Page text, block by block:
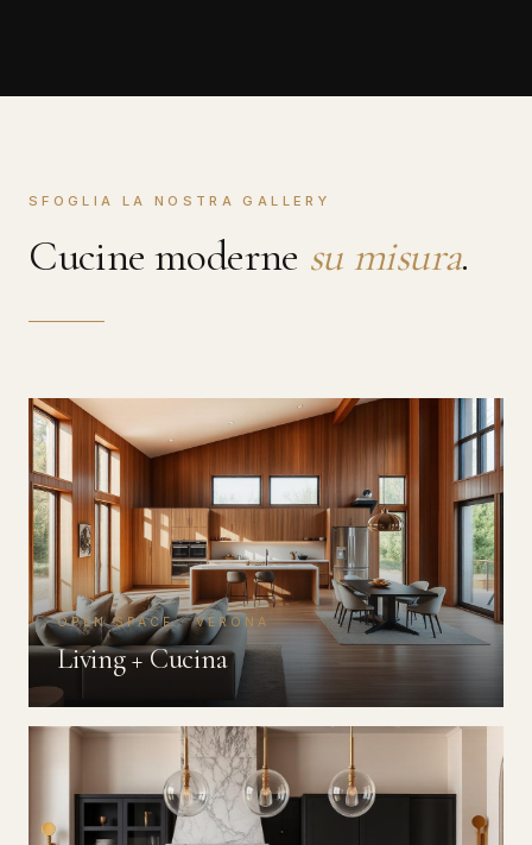
SFOGLIA LA NOSTRA GALLERY
Cucine moderne su misura.
OPEN SPACE · VERONA
Living + Cucina